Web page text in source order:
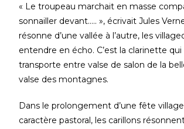
« Le troupeau marchait en masse
sonnailler devant….. », écrivait Jules
résonne d’une vallée à l’autre, les
entendre en écho. C’est la clarinette qui
transporte entre valse de salon de la
valse des montagnes.
Dans le prolongement d’une fête
caractère pastoral, les carillons